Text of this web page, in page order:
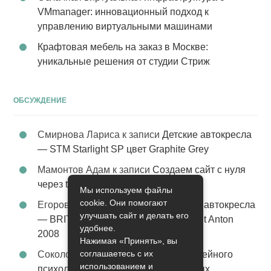
VMmanager: инновационный подход к
управлению виртуальными машинами
Крафтовая мебель на заказ в Москве:
уникальные решения от студии Стриж
ОБСУЖДЕНИЕ
Смирнова Лариса к записиДетские автокресла
— STM Starlight SP цвет Graphite Grey
Мамонтов Адам к записиСоздаем сайт с нуля
через tobiz
Егоров Константинк записиДетские автокресла
— BRITAX Evolva 1-2-3 (1-2-3) цвет St Anton
2008
Соколова Эльзак записи Услуги семейного
Мы используем файлы
cookie. Они помогают
улучшать сайт и делать его
удобнее.
Нажимая «Принять», вы
соглашаетесь с их
использованием и